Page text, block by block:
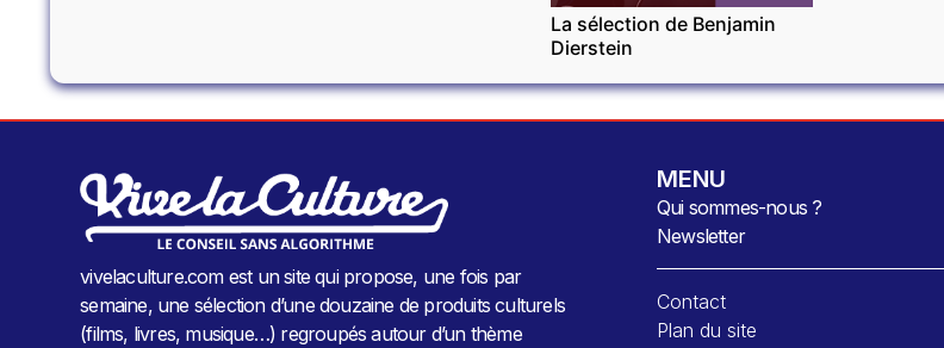
La sélection de Benjamin
Dierstein
vivelaculture.com est un site qui propose, une fois par
semaine, une sélection d’une douzaine de produits culturels
(films, livres, musique…) regroupés autour d’un thème
MENU
Qui sommes-nous ?
Newsletter
Contact
Plan du site